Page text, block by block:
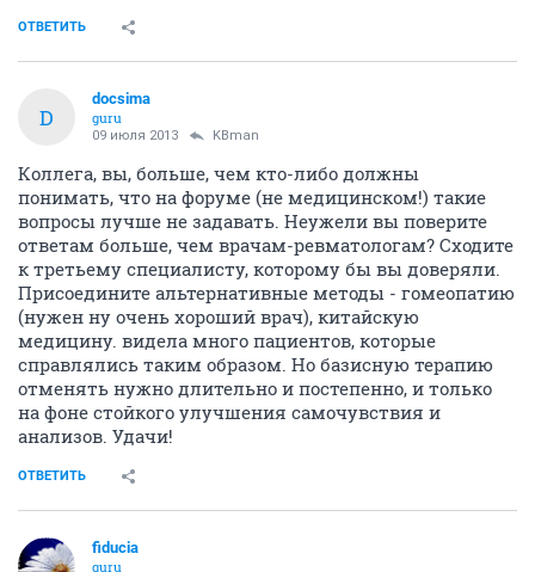
ОТВЕТИТЬ
D
docsima
guru
09 июля 2013 KBman
Коллега, вы, больше, чем кто-либо должны
понимать, что на форуме (не медицинском!) такие
вопросы лучше не задавать. Неужели вы поверите
ответам больше, чем врачам-ревматологам? Сходите
к третьему специалисту, которому бы вы доверяли.
Присоедините альтернативные методы - гомеопатию
(нужен ну очень хороший врач), китайскую
медицину. видела много пациентов, которые
справлялись таким образом. Но базисную терапию
отменять нужно длительно и постепенно, и только
на фоне стойкого улучшения самочувствия и
анализов. Удачи!
ОТВЕТИТЬ
fiducia
guru